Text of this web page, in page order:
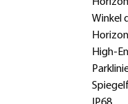
Winkel
High-